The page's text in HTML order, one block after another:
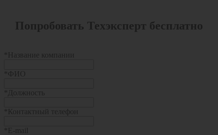
Попробовать Техэксперт бесплатно
Название компании
ФИО
Должность
Контактный телефон
E-mail